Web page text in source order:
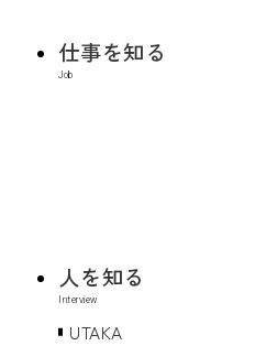
仕事を知る
人を知る
UTAKA